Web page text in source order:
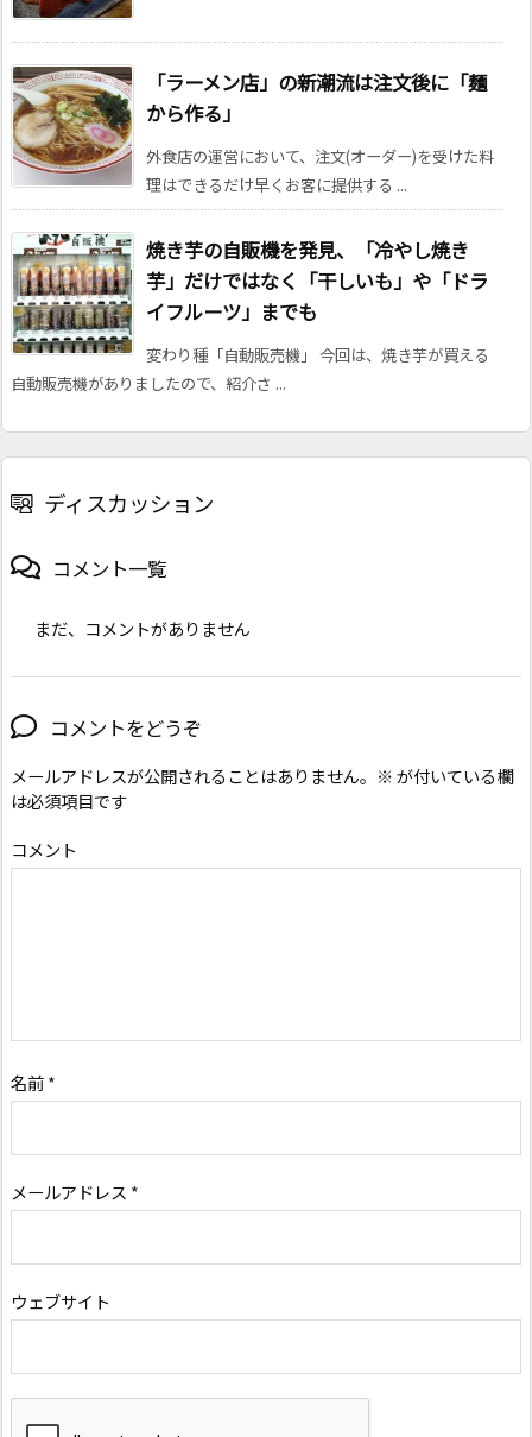
「ラーメン店」の新潮流は注文後に「麺
から作る」
外食店の運営において、注文(オーダー)を受けた料
理はできるだけ早くお客に提供する ...
焼き芋の自販機を発見、「冷やし焼き
芋」だけではなく「干しいも」や「ドラ
イフルーツ」までも
変わり種「自動販売機」 今回は、焼き芋が買える
自動販売機がありましたので、紹介さ ...
ディスカッション
コメント一覧
まだ、コメントがありません
コメントをどうぞ
メールアドレスが公開されることはありません。 ※が付いている欄
は必須項目です
コメント
名前*
メールアドレス *
ウェブサイト